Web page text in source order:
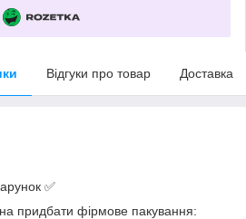
Відгуки про товар Доставка
✅
придбати фірмове пакування: